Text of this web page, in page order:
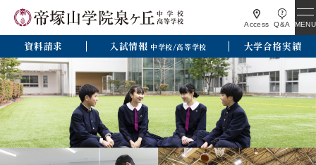
Access Q&A MENU
資料請求 入試情報 中学校/高等学校 大学合格実績